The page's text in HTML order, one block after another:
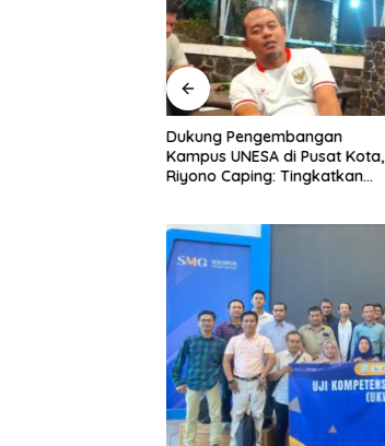
Dukung Pengembangan
Kampus UNESA di Pusat Kota,
Riyono Caping: Tingkatkan